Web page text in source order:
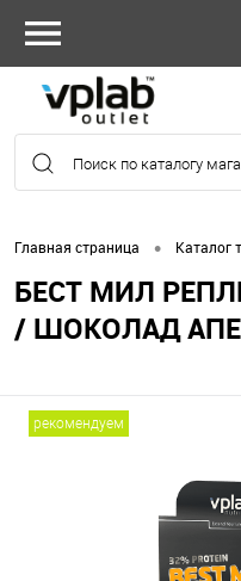
Главная страница • Каталог
БЕСТ МИЛ
/ ШОКОЛАД
рекомендуем